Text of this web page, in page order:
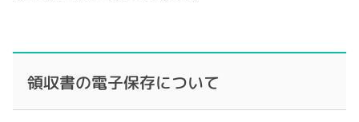
領収書の電子保存について